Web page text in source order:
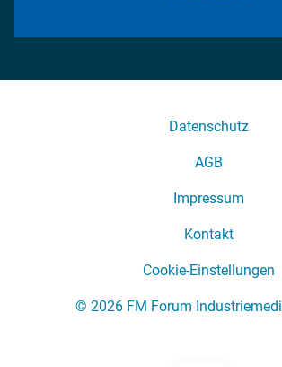
Datenschutz
AGB
Impressum
Kontakt
Cookie-Einstellungen
© 2026 FM Forum